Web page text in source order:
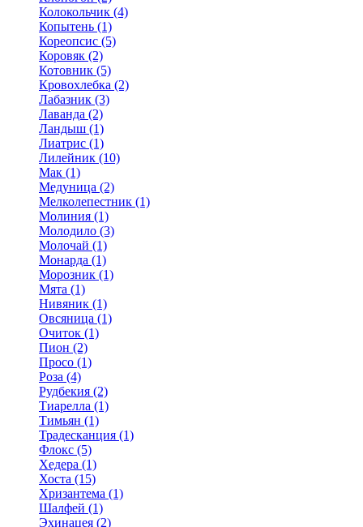
Колокольчик (4)
Копытень (1)
Кореопсис (5)
Коровяк (2)
Котовник (5)
Кровохлебка (2)
Лабазник (3)
Лаванда (2)
Ландыш (1)
Лиатрис (1)
Лилейник (10)
Мак (1)
Медуница (2)
Мелколепестник (1)
Молиния (1)
Молодило (3)
Молочай (1)
Монарда (1)
Морозник (1)
Мята (1)
Нивяник (1)
Овсяница (1)
Очиток (1)
Пион (2)
Просо (1)
Роза (4)
Рудбекия (2)
Тиарелла (1)
Тимьян (1)
Традесканция (1)
Флокс (5)
Хедера (1)
Хоста (15)
Хризантема (1)
Шалфей (1)
Эхинацея (2)